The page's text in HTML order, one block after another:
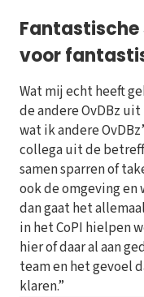
voor
Wat mij echt heeft
de andere OvDBz
wat ik andere
collega uit de
samen sparren of
ook de omgeving
dan gaat het
in het CoPI hielpen
hier of daar al aan
team en het gevoel
klaren.”